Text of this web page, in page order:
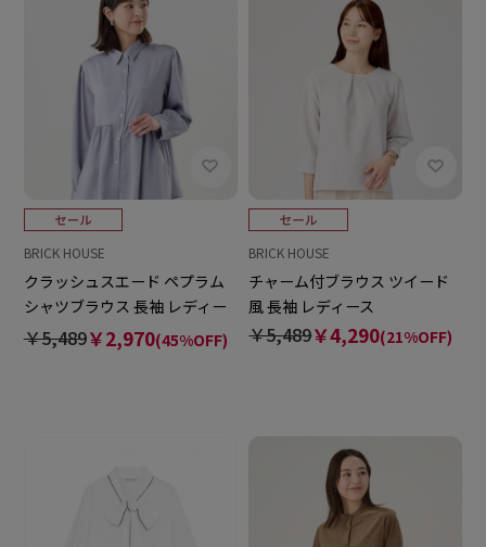
BRICK HOUSE
クラッシュスエード ペプラム
シャツブラウス 長袖 レディー
ス
￥5,489￥2,970(45%OFF)
BRICK HOUSE
チャーム付ブラウス ツイード
風 長袖 レディース
￥5,489￥4,290(21%OFF)